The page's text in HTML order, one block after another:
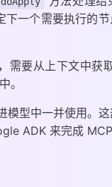
下一个需要执行的
需要从上下文中获
。
模型中一并使用。
ADK 来完成 MCP